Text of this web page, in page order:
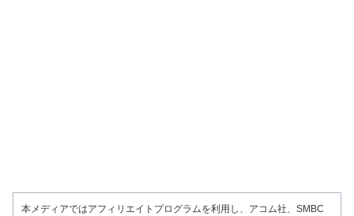
本メディアではアフィリエイトプログラムを利用し、アコム社、SMBC